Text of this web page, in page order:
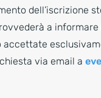
dell’iscrizione
a
via email a